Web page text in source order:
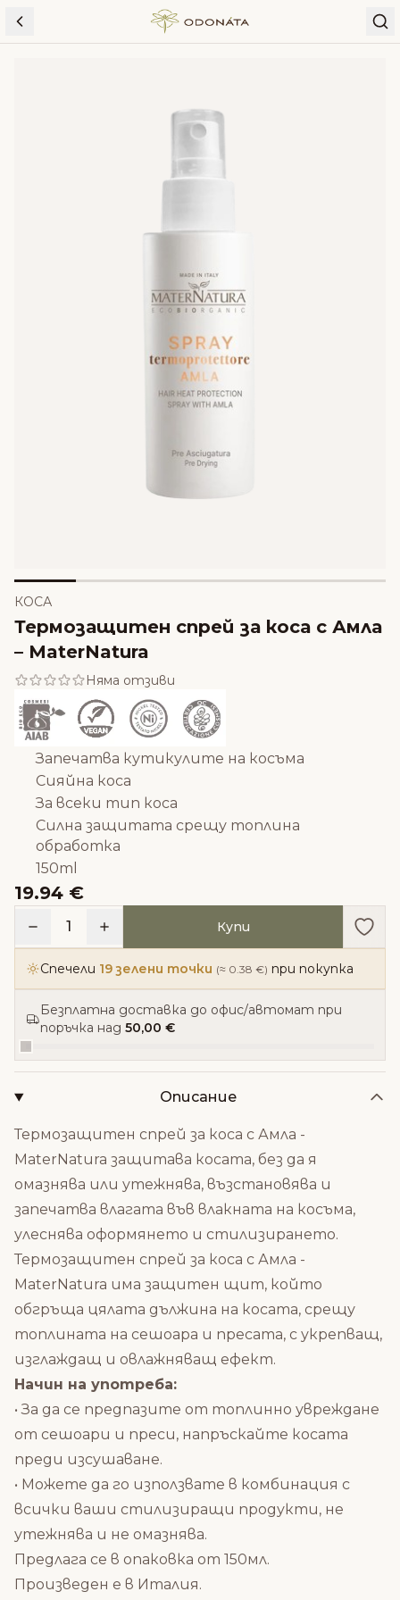
Skip to content
КОСА
Термозащитен спрей за коса с Амла
– MaterNatura
Няма отзиви
Запечатва кутикулите на косъма
Сияйна коса
За всеки тип коса
Силна защитата срещу топлина
обработка
150ml
19.94 €
1 Купи
Спечели 19 зелени точки (≈ 0.38 €) при покупка
Безплатна доставка до офис/автомат при
поръчка над 50,00 €
Описание
Термозащитен спрей за коса с Амла -
MaterNatura защитава косата, без да я
омазнява или утежнява, възстановява и
запечатва влагата във влакната на косъма,
улеснява оформянето и стилизирането.
Термозащитен спрей за коса с Амла -
MaterNatura има защитен щит, който
обгръща цялата дължина на косата, срещу
топлината на сешоара и пресата, с укрепващ,
изглаждащ и овлажняващ ефект.
Начин на употреба:
• За да се предпазите от топлинно увреждане
от сешоари и преси, напръскайте косата
преди изсушаване.
• Можете да го използвате в комбинация с
всички ваши стилизиращи продукти, не
утежнява и не омазнява.
Предлага се в опаковка от 150мл.
Произведен е в Италия.